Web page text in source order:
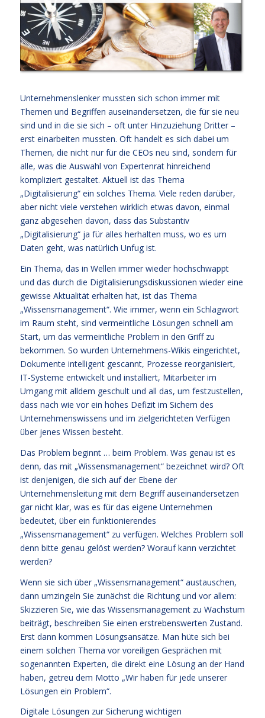
Unternehmenslenker mussten sich schon immer mit
Themen und Begriffen auseinandersetzen, die für sie neu
sind und in die sie sich – oft unter Hinzuziehung Dritter –
erst einarbeiten mussten. Oft handelt es sich dabei um
Themen, die nicht nur für die CEOs neu sind, sondern für
alle, was die Auswahl von Expertenrat hinreichend
kompliziert gestaltet. Aktuell ist das Thema
„Digitalisierung“ ein solches Thema. Viele reden darüber,
aber nicht viele verstehen wirklich etwas davon, einmal
ganz abgesehen davon, dass das Substantiv
„Digitalisierung“ ja für alles herhalten muss, wo es um
Daten geht, was natürlich Unfug ist.
Ein Thema, das in Wellen immer wieder hochschwappt
und das durch die Digitalisierungsdiskussionen wieder eine
gewisse Aktualität erhalten hat, ist das Thema
„Wissensmanagement“. Wie immer, wenn ein Schlagwort
im Raum steht, sind vermeintliche Lösungen schnell am
Start, um das vermeintliche Problem in den Griff zu
bekommen. So wurden Unternehmens-Wikis eingerichtet,
Dokumente intelligent gescannt, Prozesse reorganisiert,
IT-Systeme entwickelt und installiert, Mitarbeiter im
Umgang mit alldem geschult und all das, um festzustellen,
dass nach wie vor ein hohes Defizit im Sichern des
Unternehmenswissens und im zielgerichteten Verfügen
über jenes Wissen besteht.
Das Problem beginnt … beim Problem. Was genau ist es
denn, das mit „Wissensmanagement“ bezeichnet wird? Oft
ist denjenigen, die sich auf der Ebene der
Unternehmensleitung mit dem Begriff auseinandersetzen
gar nicht klar, was es für das eigene Unternehmen
bedeutet, über ein funktionierendes
„Wissensmanagement“ zu verfügen. Welches Problem soll
denn bitte genau gelöst werden? Worauf kann verzichtet
werden?
Wenn sie sich über „Wissensmanagement“ austauschen,
dann umzingeln Sie zunächst die Richtung und vor allem:
Skizzieren Sie, wie das Wissensmanagement zu Wachstum
beiträgt, beschreiben Sie einen erstrebenswerten Zustand.
Erst dann kommen Lösungsansätze. Man hüte sich bei
einem solchen Thema vor voreiligen Gesprächen mit
sogenannten Experten, die direkt eine Lösung an der Hand
haben, getreu dem Motto „Wir haben für jede unserer
Lösungen ein Problem“.
Digitale Lösungen zur Sicherung wichtigen